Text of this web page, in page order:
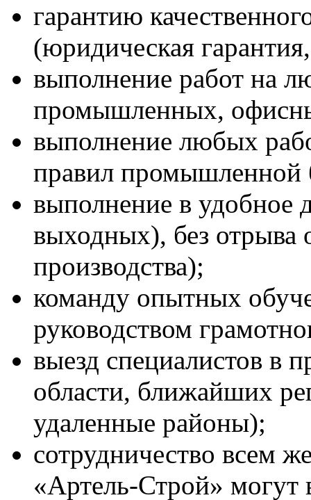
гарантию
(юридическая
выполнение работ на
промышленных,
выполнение любых
правил промышленной
выполнение в удобное
выходных), без отрыва
производства);
команду опытных
руководством
выезд специалистов в
области, ближайших
удаленные районы);
сотрудничество всем
«Артель-Строй» могут